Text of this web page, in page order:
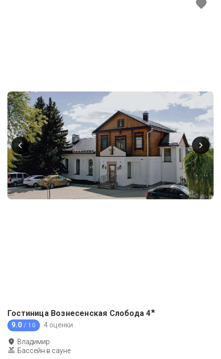
Гостиница Вознесенская Слобода 4★
9.0 / 10 4 оценки
Владимир
Бассейн в сауне